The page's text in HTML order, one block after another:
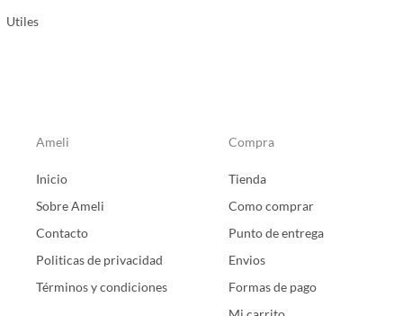
Utiles
Ameli
Inicio
Sobre Ameli
Contacto
Politicas de privacidad
Términos y condiciones
Compra
Tienda
Como comprar
Punto de entrega
Envios
Formas de pago